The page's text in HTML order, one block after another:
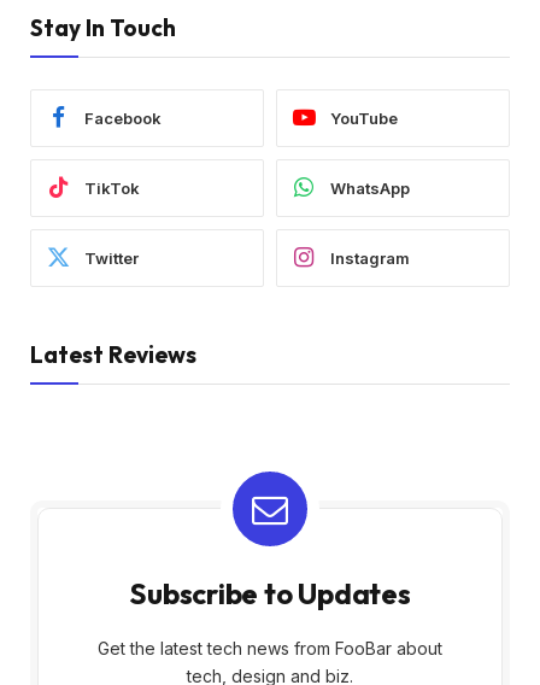
Stay In Touch
Facebook YouTube
TikTok WhatsApp
Twitter Instagram
Latest Reviews
Subscribe to Updates
Get the latest tech news from FooBar about
tech, design and biz.